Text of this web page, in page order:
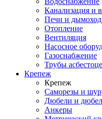
Канализация и
Печи и
Отопление
Вентиляция
Насосное
Газоснабжение
Трубы
Крепеж
Крепеж
Саморезы и
Дюбели и
Анкеры